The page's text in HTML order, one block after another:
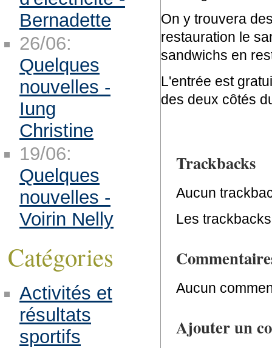
On y trouvera
restauration le
sandwichs en
L'entrée est
des deux côtés
Trackbacks
Aucun
Les
Aucun
Ajouter un
Bernadette
26/06:
Quelques
nouvelles -
Iung
Christine
19/06:
Quelques
nouvelles -
Voirin Nelly
Catégories
Activités et
résultats
sportifs